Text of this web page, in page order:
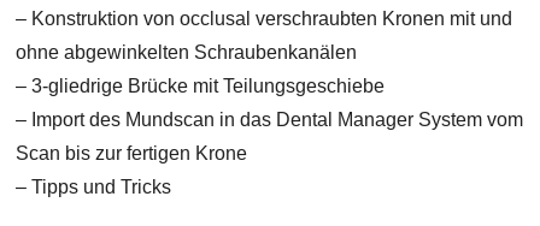
– Konstruktion von occlusal verschraubten Kronen mit und
ohne abgewinkelten Schraubenkanälen
– 3-gliedrige Brücke mit Teilungsgeschiebe
– Import des Mundscan in das Dental Manager System vom
Scan bis zur fertigen Krone
– Tipps und Tricks